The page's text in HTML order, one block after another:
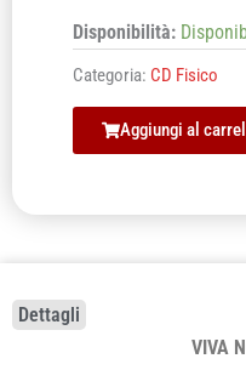
Disponibilità:
Categoria: CD Fisico
Aggiungi al
Dettagli
VIVA